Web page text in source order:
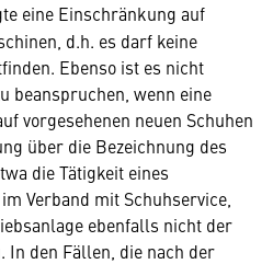
eine Einschränkung auf
d.h. es darf keine
Ebenso ist es nicht
beanspruchen, wenn eine
vorgesehenen neuen Schuhen
über die Bezeichnung des
die Tätigkeit eines
Verband mit Schuhservice,
ebenfalls nicht der
den Fällen, die nach der